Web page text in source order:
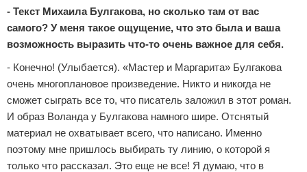
- Текст Михаила Булгакова, но сколько там от вас
самого? У меня такое ощущение, что это была и ваша
возможность выразить что-то очень важное для себя.
- Конечно! (Улыбается). «Мастер и Маргарита» Булгакова
очень многоплановое произведение. Никто и никогда не
сможет сыграть все то, что писатель заложил в этот роман.
И образ Воланда у Булгакова намного шире. Отснятый
материал не охватывает всего, что написано. Именно
поэтому мне пришлось выбирать ту линию, о которой я
только что рассказал. Это еще не все! Я думаю, что в